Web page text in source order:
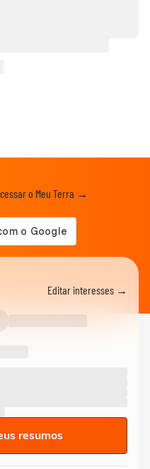
o Meu Terra →
Editar interesses →
resumos